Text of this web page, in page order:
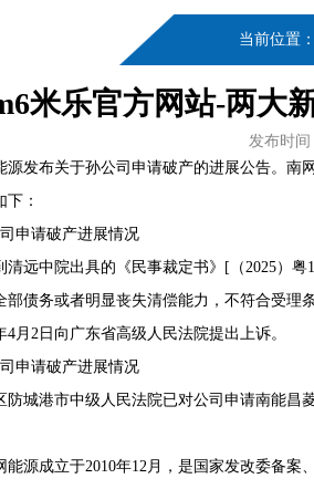
当前位置：
米乐官方网站-两大
发布时间
源发布关于孙公司申请破产的进展公告。
：
申请破产进展情况
清远中院出具的《民事裁定书》[（2025）
部债务或者明显丧失清偿能力，不符合受理
4月2日向广东省高级人民法院提出上诉。
申请破产进展情况
防城港市中级人民法院已对公司申请南能昌
能源成立于2010年12月，是国家发改委备